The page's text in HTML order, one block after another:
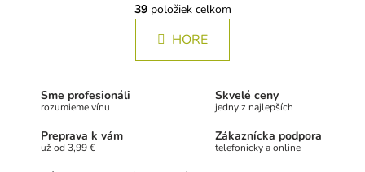
v
l
á
d
á
n
k
39položiek celkom
HORE
Sme profesionáli
rozumieme vínu
Skvelé ceny
jedny z najlepších
Preprava k vám
už od 3,99 €
Zákaznícka podpora
telefonicky a online